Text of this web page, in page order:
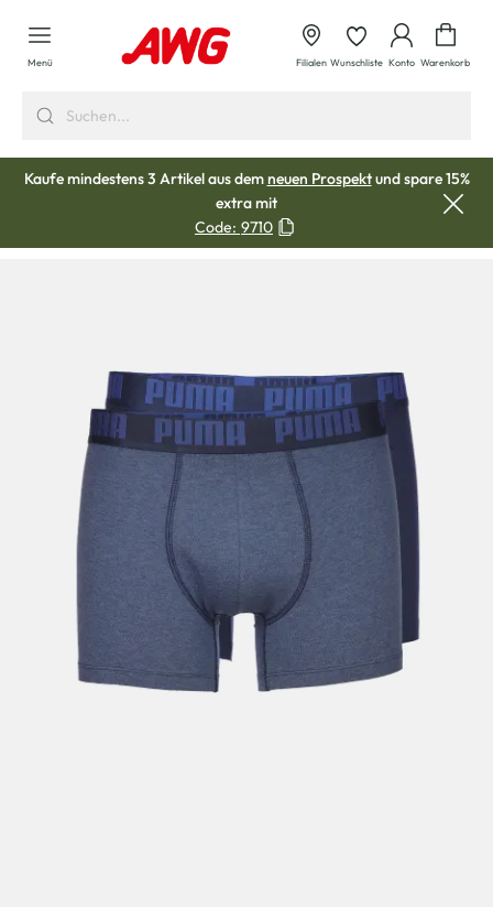
springen
Menü Filialen Wunschliste Konto Warenkorb
Kaufe mindestens 3 Artikel aus demneuen Prospektund spare 15%
extra mit
Code: 9710